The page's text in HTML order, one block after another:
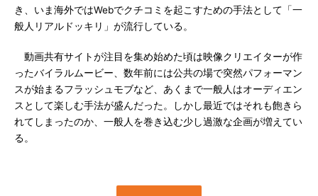
き、いま海外ではWebでクチコミを起こすための手法として「一
般人リアルドッキリ」が流行している。
動画共有サイトが注目を集め始めた頃は映像クリエイターが作
ったバイラルムービー、数年前には公共の場で突然パフォーマン
スが始まるフラッシュモブなど、あくまで一般人はオーディエン
スとして楽しむ手法が盛んだった。しかし最近ではそれも飽きら
れてしまったのか、一般人を巻き込む少し過激な企画が増えてい
る。